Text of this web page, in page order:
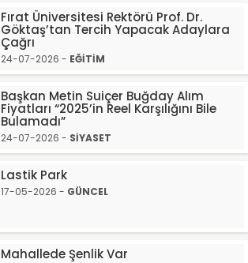
Fırat Üniversitesi Rektörü Prof. Dr.
Göktaş’tan Tercih Yapacak Adaylara
Çağrı
24-07-2026 - EĞİTİM
Başkan Metin Suiçer Buğday Alım
Fiyatları “2025’in Reel Karşılığını Bile
Bulamadı”
24-07-2026 - SİYASET
Lastik Park
17-05-2026 - GÜNCEL
Mahallede Şenlik Var